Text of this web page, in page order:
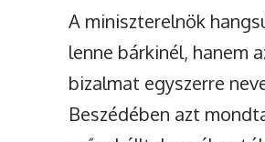
A miniszterelnök
lenne bárkinél, hanem
bizalmat egyszerre
Beszédében azt